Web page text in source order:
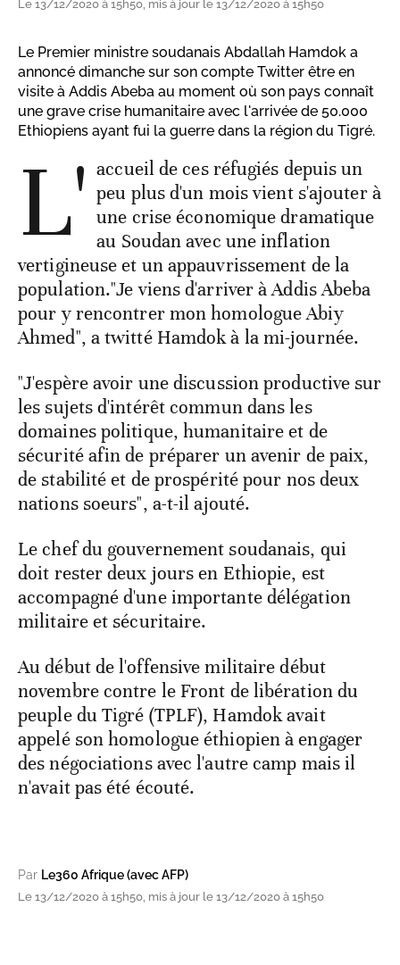
Le 13/12/2020 à 15h50, mis à jour le 13/12/2020 à 15h50
Le Premier ministre soudanais Abdallah Hamdok a
annoncé dimanche sur son compte Twitter être en
visite à Addis Abeba au moment où son pays connaît
une grave crise humanitaire avec l'arrivée de 50.000
Ethiopiens ayant fui la guerre dans la région du Tigré.
L' accueil de ces réfugiés depuis un
peu plus d'un mois vient s'ajouter à
une crise économique dramatique
au Soudan avec une inflation
vertigineuse et un appauvrissement de la
population."Je viens d'arriver à Addis Abeba
pour y rencontrer mon homologue Abiy
Ahmed", a twitté Hamdok à la mi-journée.
"J'espère avoir une discussion productive sur
les sujets d'intérêt commun dans les
domaines politique, humanitaire et de
sécurité afin de préparer un avenir de paix,
de stabilité et de prospérité pour nos deux
nations soeurs", a-t-il ajouté.
Le chef du gouvernement soudanais, qui
doit rester deux jours en Ethiopie, est
accompagné d'une importante délégation
militaire et sécuritaire.
Au début de l'offensive militaire début
novembre contre le Front de libération du
peuple du Tigré (TPLF), Hamdok avait
appelé son homologue éthiopien à engager
des négociations avec l'autre camp mais il
n'avait pas été écouté.
Par Le360 Afrique (avec AFP)
Le 13/12/2020 à 15h50, mis à jour le 13/12/2020 à 15h50